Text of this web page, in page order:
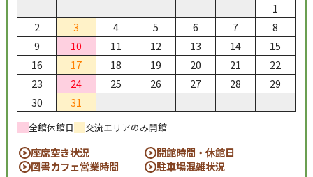
1
2
3 4 5 6 7
8
9
10 11 12 13 14
15
16
17 18 19 20 21
22
23
24 25 26 27 28
29
30
31
全館休館日 交流エリアのみ開館
座席空き状況
開館時間・休館日
図書カフェ営業時間
駐車場混雑状況